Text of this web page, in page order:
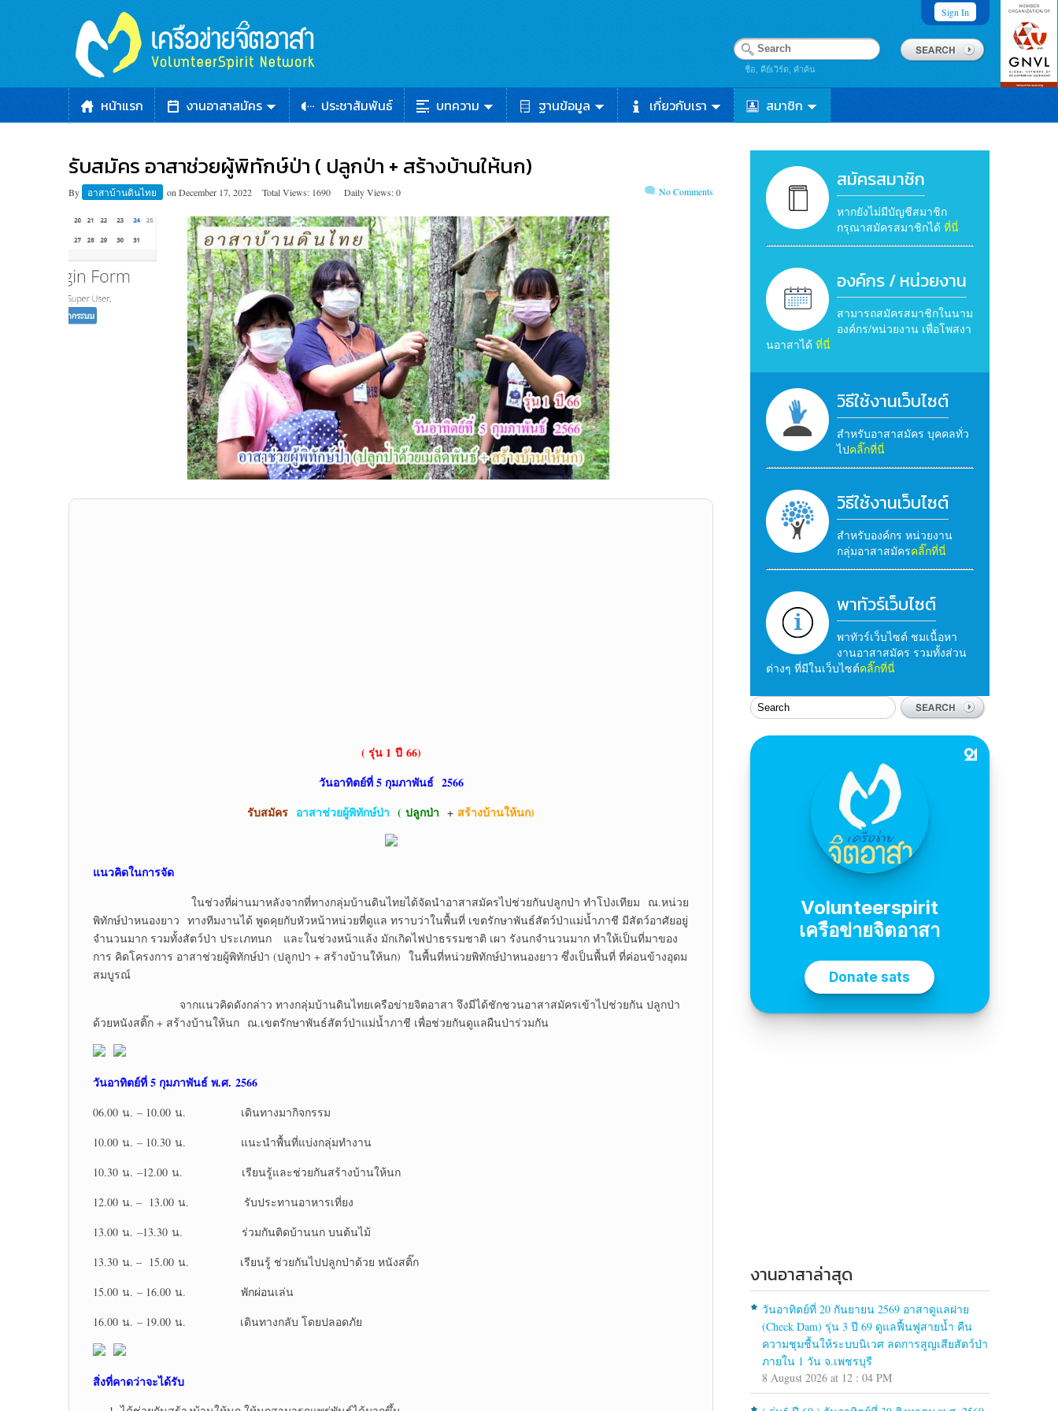
Sign In
ชื่อ, คีย์เวิร์ด, คำค้น
หน้าแรก งานอาสาสมัคร ประชาสัมพันธ์ บทความ ฐานข้อมูล เกี่ยวกับเรา สมาชิก
รับสมัคร อาสาช่วยผู้พิทักษ์ป่า ( ปลูกป่า + สร้างบ้านให้นก)
By อาสาบ้านดินไทย on December 17, 2022 Total Views: 1690 Daily Views: 0 No Comments
( รุ่น 1 ปี 66)
วันอาทิตย์ที่ 5 กุมภาพันธ์ 2566
รับสมัคร อาสาช่วยผู้พิทักษ์ป่า ( ปลูกป่า + สร้างบ้านให้นก)
แนวคิดในการจัด
ในช่วงที่ผ่านมาหลังจากที่ทางกลุ่มบ้านดินไทยได้จัดนำอาสาสมัครไปช่วยกันปลูกป่า ทำโป่งเทียม ณ.หน่วย
พิทักษ์ป่าหนองยาว ทางทีมงานได้ พูดคุยกับหัวหน้าหน่วยที่ดูแล ทราบว่าในพื้นที่ เขตรักษาพันธ์สัตว์ป่าแม่น้ำภาชี มีสัตว์อาศัยอยู่
จำนวนมาก รวมทั้งสัตว์ป่า ประเภทนก และในช่วงหน้าแล้ง มักเกิดไฟป่าธรรมชาติ เผา รังนกจำนวนมาก ทำให้เป็นที่มาของ
การ คิดโครงการ อาสาช่วยผู้พิทักษ์ป่า (ปลูกป่า + สร้างบ้านให้นก) ในพื้นที่หน่วยพิทักษ์ป่าหนองยาว ซึ่งเป็นพื้นที่ ที่ค่อนข้างอุดม
สมบูรณ์
จากแนวคิดดังกล่าว ทางกลุ่มบ้านดินไทยเครือข่ายจิตอาสา จึงมีได้ชักชวนอาสาสมัครเข้าไปช่วยกัน ปลูกป่า
ด้วยหนังสติ๊ก + สร้างบ้านให้นก ณ.เขตรักษาพันธ์สัตว์ป่าแม่น้ำภาชี เพื่อช่วยกันดูแลผืนป่าร่วมกัน
วันอาทิตย์ที่ 5 กุมภาพันธ์ พ.ศ. 2566
06.00 น. – 10.00 น. เดินทางมากิจกรรม
10.00 น. – 10.30 น. แนะนำพื้นที่แบ่งกลุ่มทำงาน
10.30 น. –12.00 น. เรียนรู้และช่วยกันสร้างบ้านให้นก
12.00 น. – 13.00 น. รับประทานอาหารเที่ยง
13.00 น. –13.30 น. ร่วมกันติดบ้านนก บนต้นไม้
13.30 น. – 15.00 น. เรียนรู้ ช่วยกันไปปลูกป่าด้วย หนังสติ๊ก
15.00 น. – 16.00 น. พักผ่อนเล่น
16.00 น. – 19.00 น. เดินทางกลับ โดยปลอดภัย
สิ่งที่คาดว่าจะได้รับ
สมัครสมาชิก
หากยังไม่มีบัญชีสมาชิก
กรุณาสมัครสมาชิกได้ ที่นี่
องค์กร / หน่วยงาน
สามารถสมัครสมาชิกในนาม
องค์กร/หน่วยงาน เพื่อโพสงา
นอาสาได้ ที่นี่
วิธีใช้งานเว็บไซต์
สำหรับอาสาสมัคร บุคคลทั่ว
ไปคลิ๊กที่นี่
วิธีใช้งานเว็บไซต์
สำหรับองค์กร หน่วยงาน
กลุ่มอาสาสมัครคลิ๊กที่นี่
พาทัวร์เว็บไซต์
พาทัวร์เว็บไซต์ ชมเนื้อหา
งานอาสาสมัคร รวมทั้งส่วน
ต่างๆ ที่มีในเว็บไซต์คลิ๊กที่นี่
งานอาสาล่าสุด
วันอาทิตย์ที่ 20 กันยายน 2569 อาสาดูแลฝาย
(Check Dam) รุ่น 3 ปี 69 ดูแลฟื้นฟูสายน้ำ คืน
ความชุมชื้นให้ระบบนิเวศ ลดการสูญเสียสัตว์ป่า
ภายใน 1 วัน จ.เพชรบุรี
8 August 2026 at 12 : 04 PM